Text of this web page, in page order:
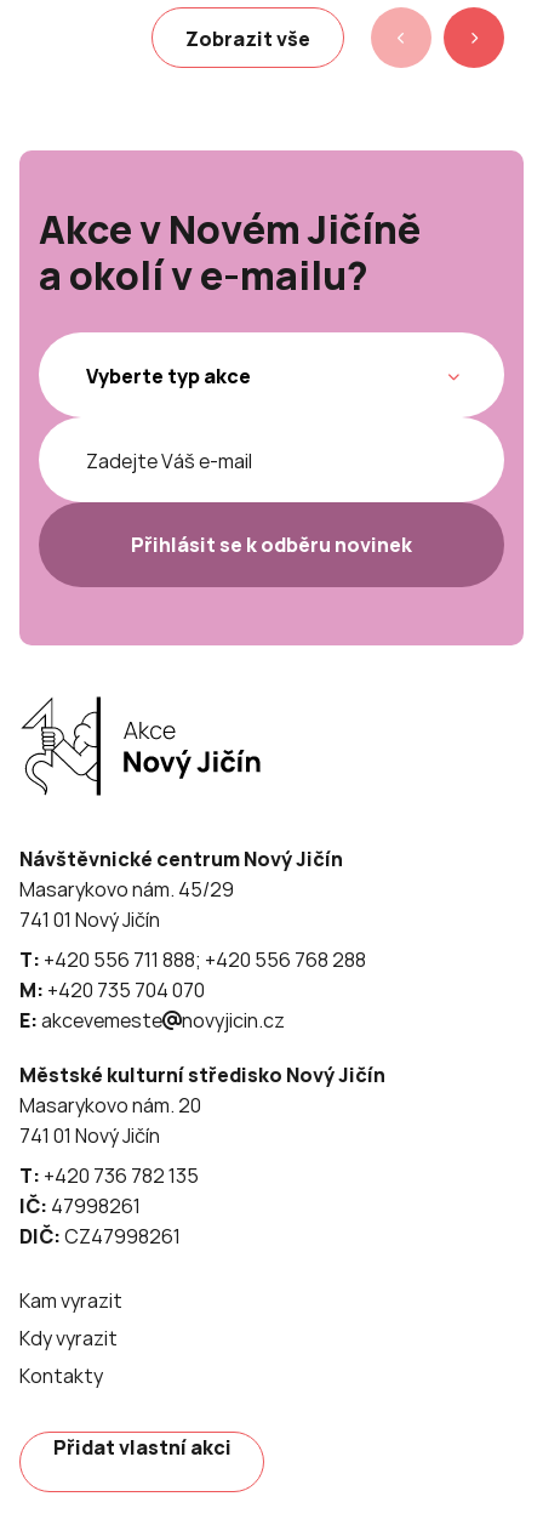
Zobrazit vše
Akce v Novém Jičíně
a okolí v e-mailu?
Přihlásit se k odběru novinek
Návštěvnické centrum Nový Jičín
Masarykovo nám. 45/29
741 01 Nový Jičín
T: +420 556 711 888; +420 556 768 288
M: +420 735 704 070
E:akcevemeste novyjicin.cz
Městské kulturní středisko Nový Jičín
Masarykovo nám. 20
741 01 Nový Jičín
T: +420 736 782 135
IČ: 47998261
DIČ:CZ47998261
Kam vyrazit
Kdy vyrazit
Kontakty
Přidat vlastní akci